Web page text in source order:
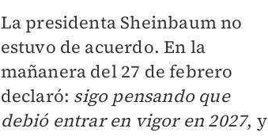
La presidenta Sheinbaum no
estuvo de acuerdo. En la
mañanera del 27 de febrero
declaró: sigo pensando que
debió entrar en vigor en 2027, y